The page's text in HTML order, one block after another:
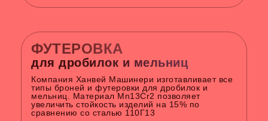
ФУТЕРОВКА
для дробилок и мельниц
Компания Ханвей Машинери изготавливает все
типы броней и футеровки для дробилок и
мельниц. Материал Mn13Cr2 позволяет
увеличить стойкость изделий на 15% по
сравнению со сталью 110Г13